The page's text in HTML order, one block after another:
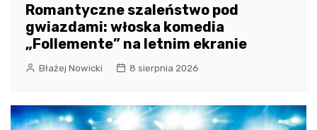
Romantyczne szaleństwo pod
gwiazdami: włoska komedia
„Follemente” na letnim ekranie
Błażej Nowicki 8 sierpnia 2026